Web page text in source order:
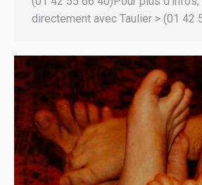
directement avec Taulier > (01 42